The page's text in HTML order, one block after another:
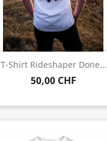
T-Shirt Rideshaper Done...
50,00 CHF